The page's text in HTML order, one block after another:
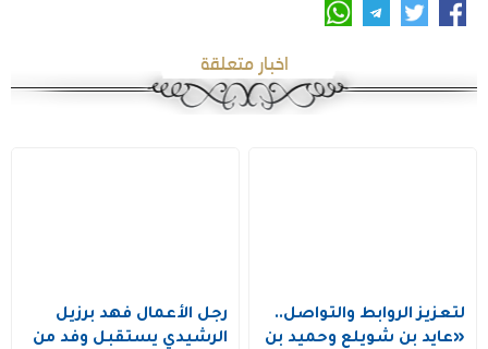
اخبار متعلقة
لتعزيز الروابط والتواصل..
«عايد بن شويلع وحميد بن
رجل الأعمال فهد برزيل
الرشيدي يستقبل وفد من